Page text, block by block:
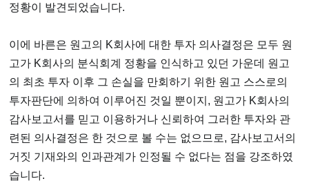
정황이 발견되었습니다.
이에 바른은 원고의 K회사에 대한 투자 의사결정은 모두 원
고가 K회사의 분식회계 정황을 인식하고 있던 가운데 원고
의 최초 투자 이후 그 손실을 만회하기 위한 원고 스스로의
투자판단에 의하여 이루어진 것일 뿐이지, 원고가 K회사의
감사보고서를 믿고 이용하거나 신뢰하여 그러한 투자와 관
련된 의사결정은 한 것으로 볼 수는 없으므로, 감사보고서의
거짓 기재와의 인과관계가 인정될 수 없다는 점을 강조하였
습니다.